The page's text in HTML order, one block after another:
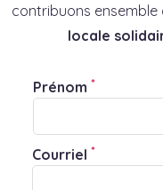
contribuons ensemble
locale
Prénom *
Courriel *